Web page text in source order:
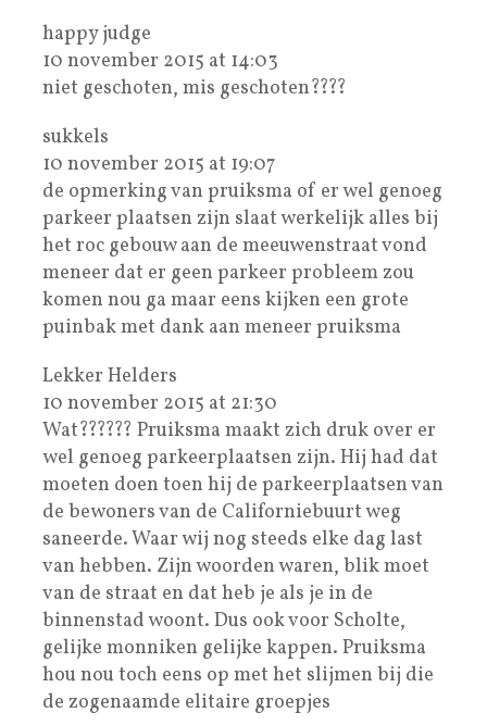
happy judge
10 november 2015 at 14:03
niet geschoten, mis geschoten????
sukkels
10 november 2015 at 19:07
de opmerking van pruiksma of er wel genoeg
parkeer plaatsen zijn slaat werkelijk alles bij
het roc gebouw aan de meeuwenstraat vond
meneer dat er geen parkeer probleem zou
komen nou ga maar eens kijken een grote
puinbak met dank aan meneer pruiksma
Lekker Helders
10 november 2015 at 21:30
Wat?????? Pruiksma maakt zich druk over er
wel genoeg parkeerplaatsen zijn. Hij had dat
moeten doen toen hij de parkeerplaatsen van
de bewoners van de Californiebuurt weg
saneerde. Waar wij nog steeds elke dag last
van hebben. Zijn woorden waren, blik moet
van de straat en dat heb je als je in de
binnenstad woont. Dus ook voor Scholte,
gelijke monniken gelijke kappen. Pruiksma
hou nou toch eens op met het slijmen bij die
de zogenaamde elitaire groepjes